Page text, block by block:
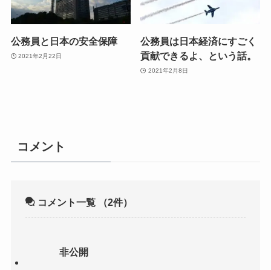
公務員と日本の安全保障
2021年2月22日
公務員は日本経済にすごく
貢献できるよ、という話。
2021年2月8日
コメント
コメント一覧 （2件）
非公開